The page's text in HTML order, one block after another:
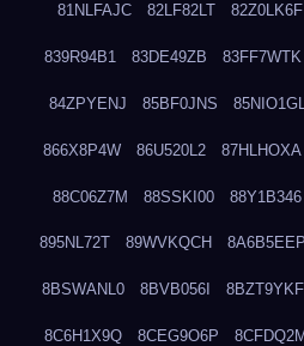
81NLFAJC 82LF82LT 82Z0LK6F
839R94B1 83DE49ZB 83FF7WTK
84ZPYENJ 85BF0JNS 85NIO1GL
866X8P4W 86U520L2 87HLHOXA
88C06Z7M 88SSKI00 88Y1B346
895NL72T 89WVKQCH 8A6B5EEP
8BSWANL0 8BVB056I 8BZT9YKF
8C6H1X9Q 8CEG9O6P